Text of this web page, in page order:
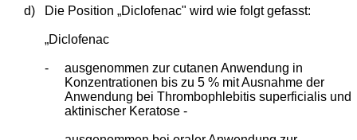
d) Die Position „Diclofenac" wird wie folgt gefasst:
„Diclofenac
-
ausgenommen zur cutanen Anwendung in
Konzentrationen bis zu 5 % mit Ausnahme der
Anwendung bei Thrombophlebitis superficialis und
aktinischer Keratose -